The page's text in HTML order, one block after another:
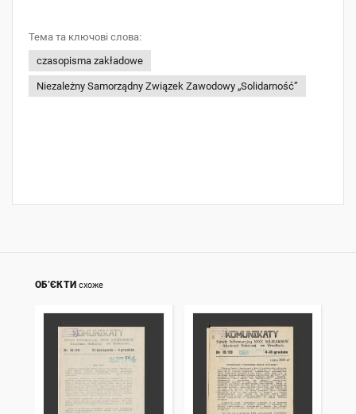
Тема та ключові слова:
czasopisma zakładowe
Niezależny Samorządny Związek Zawodowy „Solidarność”
ОБ’ЄКТИ схоже